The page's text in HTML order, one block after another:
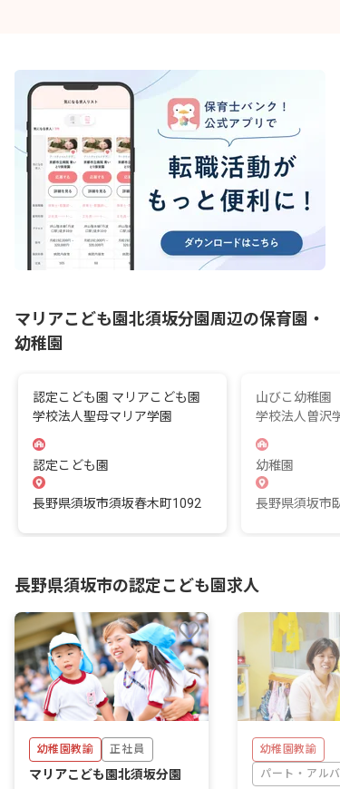
マリアこども園北須坂分園周辺の保育園・
幼稚園
認定こども園 マリアこども園
学校法人聖母マリア学園
認定こども園
長野県須坂市須坂春木町1092
山びこ幼稚園
学校法人曽沢
幼稚園
長野県須坂市
長野県須坂市の認定こども園求人
幼稚園教諭 正社員
マリアこども園北須坂分園
幼稚園教諭
パート・アルバ